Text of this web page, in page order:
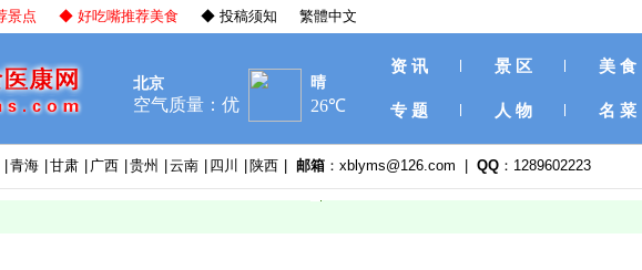
景点 ◆ 好吃嘴推荐美食 ◆ 投稿须知 繁體中文
资 讯 景 区 美 食
专 题 人 物 名 菜
青海 甘肃 广西 贵州 云南 四川 陕西 邮箱 ：xblyms@126.com | QQ ：1289602223